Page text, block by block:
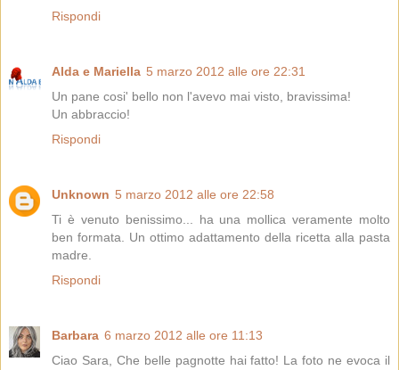
Rispondi
Alda e Mariella 5 marzo 2012 alle ore 22:31
Un pane cosi' bello non l'avevo mai visto, bravissima!
Un abbraccio!
Rispondi
Unknown 5 marzo 2012 alle ore 22:58
Ti è venuto benissimo... ha una mollica veramente molto
ben formata. Un ottimo adattamento della ricetta alla pasta
madre.
Rispondi
Barbara 6 marzo 2012 alle ore 11:13
Ciao Sara, Che belle pagnotte hai fatto! La foto ne evoca il